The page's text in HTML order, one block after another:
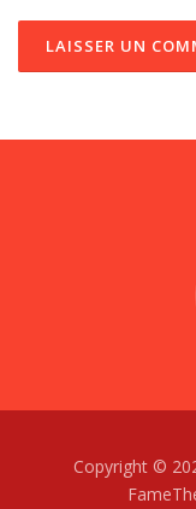
Copyright ©